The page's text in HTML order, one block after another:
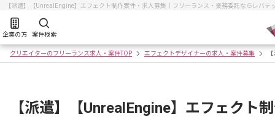
【派遣】【UnrealEngine】エフェクト制作案件・求人募集｜フリーランス・業務委託ならレバテ
企業の方 案件検索
クリエイターのフリーランス求人・案件TOP エフェクトデザイナーの求人・案件募集
【派遣】【UnrealEngine】エフェクト